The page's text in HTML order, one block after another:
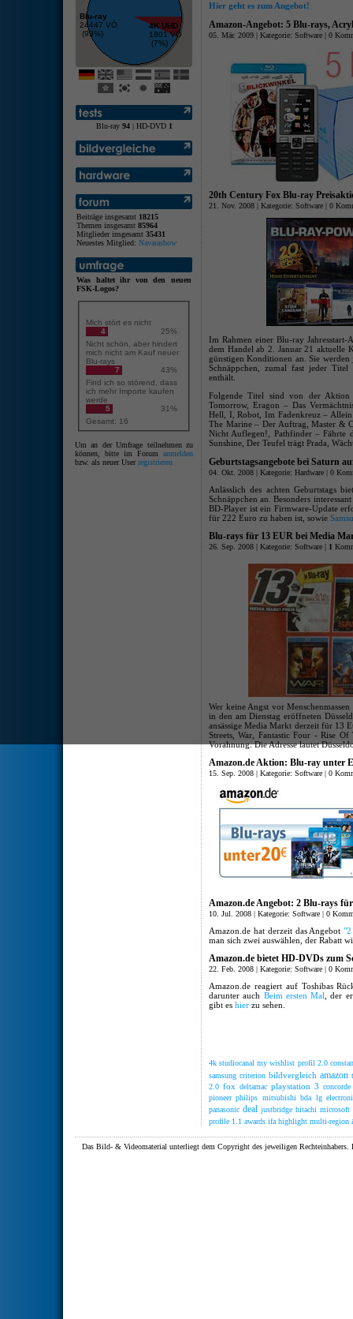
Blu-ray
24447 VÖ
(93%)
4K UHD
1801 VÖ
(7%)
Blu-ray 94| HD-DVD 1
Beiträge insgesamt 18215
Themen insgesamt 85964
Mitglieder insgesamt 35431
Neuestes Mitglied: Navarasbow
Was haltet ihr von den neuen
FSK-Logos?
Mich stört es nicht
4
25%
Nicht schön, aber hindert
mich nicht am Kauf neuer
Blu-rays
7
43%
Find ich so störend, dass
ich mehr Importe kaufen
werde
5
31%
Gesamt: 16
Um an der Umfrage teilnehmen zu
können, bitte im Forum anmelden
bzw. als neuer Userregistrieren
Hier geht es zum Angebot!
Amazon-Angebot: 5 Blu-rays,
05. Mär. 2009 | Kategorie: Software | 0
20th Century Fox Blu-ray
21. Nov. 2008 | Kategorie: Software | 0
Im Rahmen einer Blu-ray
dem Handel ab 2. Januar 21 aktuelle
günstigen Konditionen an. Sie
Schnäppchen, zumal fast jeder
enthält.
Folgende Titel sind von der
Tomorrow, Eragon – Das
Hell, I, Robot, Im Fadenkreuz –
The Marine – Der Auftrag, Master &
Nicht Auflegen!, Pathfinder – Fährte
Sunshine, Der Teufel trägt Prada,
Geburtstagsangebote bei Saturn
04. Okt. 2008 | Kategorie: Hardware | 0
Anlässlich des achten Geburtstags
Schnäppchen an. Besonders
BD-Player ist ein Firmware-Update
für 222 Euro zu haben ist, sowie
Blu-rays für 13 EUR bei Media
26. Sep. 2008 | Kategorie: Software | 1
Wer keine Angst vor
in den am Dienstag eröffneten
ansässige Media Markt derzeit für 13
Streets, War, Fantastic Four - Rise
Vorahnung. Die Adresse lautet
Amazon.de Aktion: Blu-ray unter
15. Sep. 2008 | Kategorie: Software | 0
Amazon.de Angebot: 2 Blu-rays
10. Jul. 2008 | Kategorie: Software | 0
Amazon.de hat derzeit das Angebot
man sich zwei auswählen, der Rabatt
Amazon.de bietet HD-DVDs zum
22. Feb. 2008 | Kategorie: Software | 0
Amazon.de reagiert auf Toshibas
darunter auch Beim ersten Mal , der
gibt es hier zu sehen.
4k studiocanal my wishlist profil 2.0
samsung criterion bildvergleich amazon
2.0 fox deltamac playstation 3
pioneer philips mitsubishi bda lg
panasonic deal justbridge hitachi microsoft
profile 1.1 awards ifa highlight multi-region
Das Bild- & Videomaterial unterliegt dem Copyright des jeweiligen